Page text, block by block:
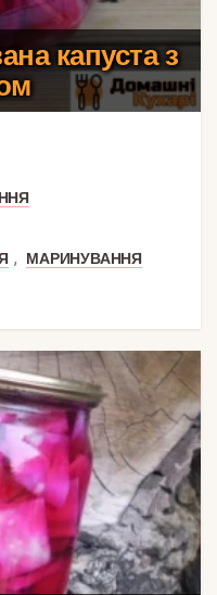
капуста з
, МАРИНУВАННЯ